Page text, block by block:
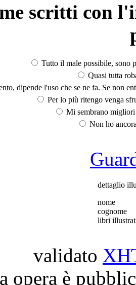
scritti con
Tutto il male possibile, sono
Quasi tutta
dipende l'uso che se ne fa. Se non
Per lo più ritengo venga
Mi sembrano
Non ho
dettaglio
nome
cognome
libri
validato
opera è